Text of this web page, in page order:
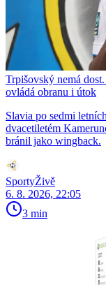
Trpišovský nemá
ovládá obranu i útok
Slavia po sedmi
dvacetiletém
bránil jako wingback.
SportyŽivě
6. 8. 2026, 22:05
3 min